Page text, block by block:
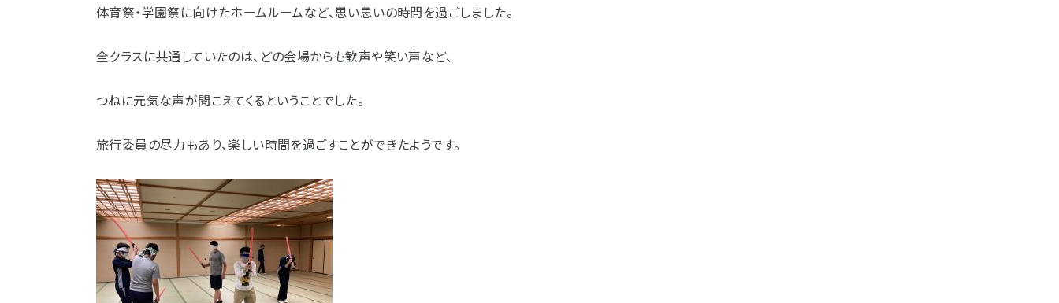
体育祭・学園祭に向けたホームルームなど、思い思いの時間を過ごしました。
全クラスに共通していたのは、どの会場からも歓声や笑い声など、
つねに元気な声が聞こえてくるということでした。
旅行委員の尽力もあり、楽しい時間を過ごすことができたようです。